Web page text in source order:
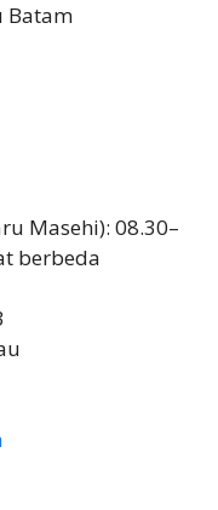
Batam
Masehi): 08.30–
berbeda